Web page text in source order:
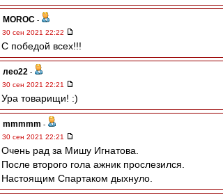
MOROC -
30 сен 2021 22:22
С победой всех!!!
лео22 -
30 сен 2021 22:21
Ура товарищи! :)
mmmmm -
30 сен 2021 22:21
Очень рад за Мишу Игнатова.
После второго гола ажник прослезился.
Настоящим Спартаком дыхнуло.